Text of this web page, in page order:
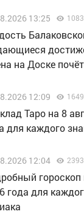
13:25 1083
на Доске
12:09 1649
Таро на 8
для каждого
12:04 2393
гороскоп
года для